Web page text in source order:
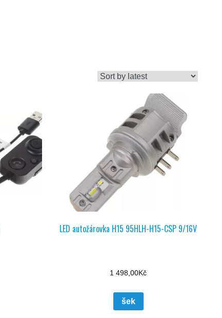
LED autožárovka H15 95HLH-H15-CSP 9/16V
1 498,00Kč
šek